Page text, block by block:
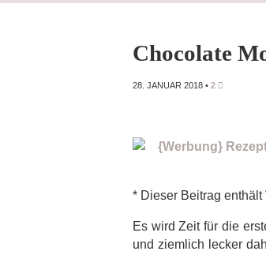
Chocolate
28. JANUAR 2018 • 2
* Dieser Beitrag enthält
Es wird Zeit für die
und ziemlich lecker